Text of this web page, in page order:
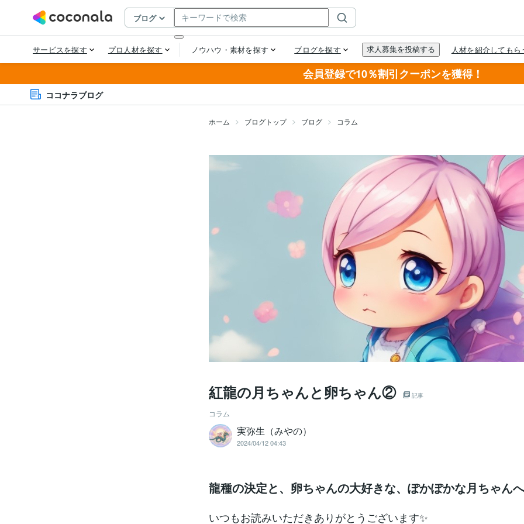
会員登録で10％割引クーポンを獲得！
ココナラブログ
ホーム ブログトップ ブログ コラム
紅龍の月ちゃんと卵ちゃん② 記事
コラム
実弥生（みやの）
2024/04/12 04:43
龍種の決定と、卵ちゃんの大好きな、ぽかぽかな月ちゃん
いつもお読みいただきありがとうございます✨